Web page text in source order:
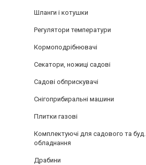
Шланги і котушки
Регулятори температури
Кормоподрібнювачі
Секатори, ножиці садові
Садові обприскувачі
Снігоприбиральні машини
Плитки газові
Комплектуючі для садового та буд.
обладнання
Драбини